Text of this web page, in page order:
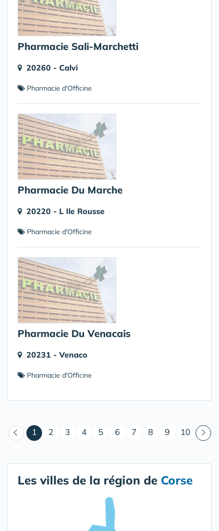
Pharmacie Sali-Marchetti
20260 - Calvi
Pharmacie d'Officine
Pharmacie Du Marche
20220 - L Ile Rousse
Pharmacie d'Officine
Pharmacie Du Venacais
20231 - Venaco
Pharmacie d'Officine
1 (courant)
2 3 4 5 6 7 8 9 10
Les villes de la région de Corse